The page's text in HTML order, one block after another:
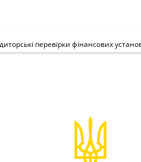
перевірки фінансових